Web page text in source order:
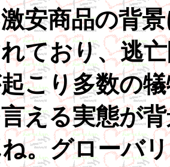
商品の背景
ており、逃
こり多数の
える実態が
。グローバ